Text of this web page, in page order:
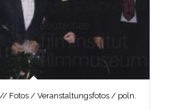
// Fotos / Veranstaltungsfotos / poln.